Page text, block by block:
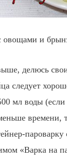
овощами и
делюсь
следует
мл воды (если
времени,
«Варка на